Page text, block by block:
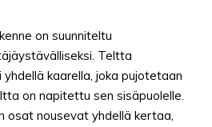
on suunniteltu
Teltta
kaarella, joka pujotetaan
on napitettu sen sisäpuolelle.
osat nousevat yhdellä kertaa,